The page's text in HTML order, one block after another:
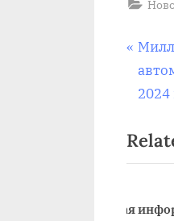
по
P
r
e
i
o
s
2024
о двигателе